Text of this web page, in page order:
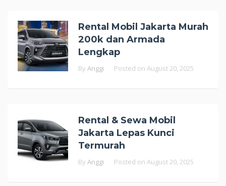
Rental Mobil Jakarta Murah
200k dan Armada
Lengkap
By Anggi Posted on August 20, 2025
Rental & Sewa Mobil
Jakarta Lepas Kunci
Termurah
By Anggi Posted on August 20, 2025